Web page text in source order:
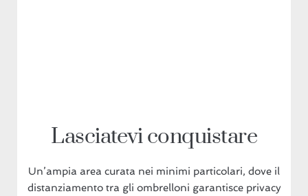
Lasciatevi conquistare
Un’ampia area curata nei minimi particolari, dove il
distanziamento tra gli ombrelloni garantisce privacy